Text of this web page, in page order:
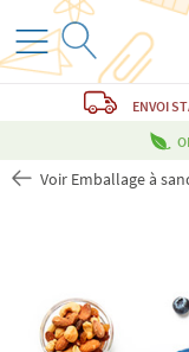
ENVOI
Voir Emballage à